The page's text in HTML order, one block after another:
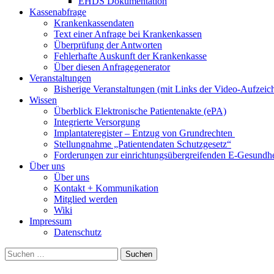
Kassenabfrage
Krankenkassendaten
Text einer Anfrage bei Krankenkassen
Überprüfung der Antworten
Fehlerhafte Auskunft der Krankenkasse
Über diesen Anfragegenerator
Veranstaltungen
Bisherige Veranstaltungen (mit Links der Video-
Wissen
Überblick Elektronische Patientenakte (ePA)
Integrierte Versorgung
Implantateregister – Entzug von Grundrechten
Stellungnahme „Patientendaten Schutzgesetz“
Forderungen zur einrichtungsübergreifenden E-
Über uns
Über uns
Kontakt + Kommunikation
Mitglied werden
Wiki
Impressum
Datenschutz
Suchen
nach: